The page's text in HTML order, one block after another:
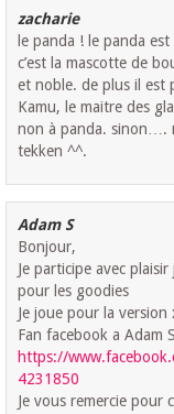
zacharie
le panda ! le panda
c’est la mascotte de
et noble. de plus il est
Kamu, le maitre des
non à panda. sinon….
tekken ^^.
Adam S
Bonjour,
Je participe avec
pour les goodies
Je joue pour la version
Fan facebook a Adam
https://
4231850
Je vous remercie pour